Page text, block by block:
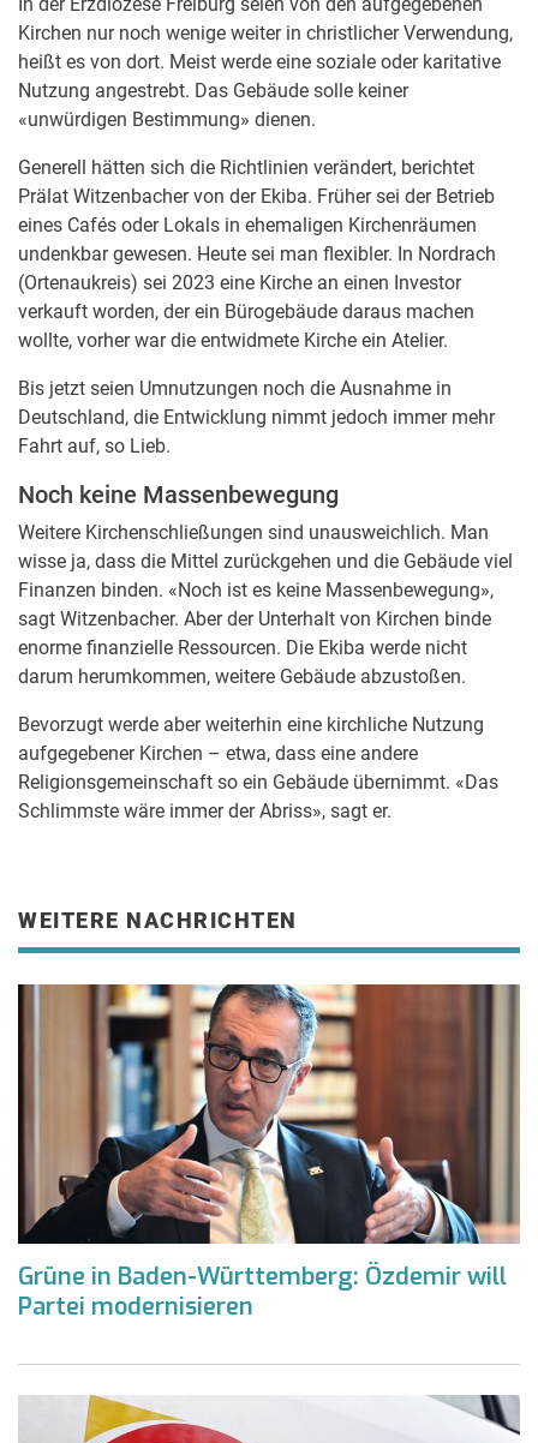
Kirchen nur noch wenige weiter in christlicher Verwendung,
heißt es von dort. Meist werde eine soziale oder karitative
Nutzung angestrebt. Das Gebäude solle keiner
«unwürdigen Bestimmung» dienen.
Generell hätten sich die Richtlinien verändert, berichtet
Prälat Witzenbacher von der Ekiba. Früher sei der Betrieb
eines Cafés oder Lokals in ehemaligen Kirchenräumen
undenkbar gewesen. Heute sei man flexibler. In Nordrach
(Ortenaukreis) sei 2023 eine Kirche an einen Investor
verkauft worden, der ein Bürogebäude daraus machen
wollte, vorher war die entwidmete Kirche ein Atelier.
Bis jetzt seien Umnutzungen noch die Ausnahme in
Deutschland, die Entwicklung nimmt jedoch immer mehr
Fahrt auf, so Lieb.
Noch keine Massenbewegung
Weitere Kirchenschließungen sind unausweichlich. Man
wisse ja, dass die Mittel zurückgehen und die Gebäude viel
Finanzen binden. «Noch ist es keine Massenbewegung»,
sagt Witzenbacher. Aber der Unterhalt von Kirchen binde
enorme finanzielle Ressourcen. Die Ekiba werde nicht
darum herumkommen, weitere Gebäude abzustoßen.
Bevorzugt werde aber weiterhin eine kirchliche Nutzung
aufgegebener Kirchen – etwa, dass eine andere
Religionsgemeinschaft so ein Gebäude übernimmt. «Das
Schlimmste wäre immer der Abriss», sagt er.
WEITERE NACHRICHTEN
Grüne in Baden-Württemberg: Özdemir will
Partei modernisieren